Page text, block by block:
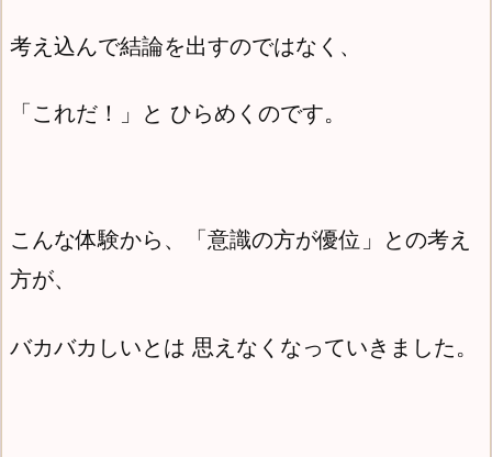
考え込んで結論を出すのではなく、
「これだ！」と ひらめくのです。
こんな体験から、「意識の方が優位」との考え
方が、
バカバカしいとは 思えなくなっていきました。